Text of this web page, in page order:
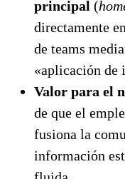
principal (
directamente
de teams
«aplicación de
Valor para el
de que el
fusiona la
información